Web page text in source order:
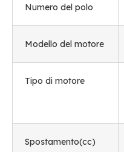
Numero del polo
Modello del motore
Tipo di motore
Spostamento(cc)